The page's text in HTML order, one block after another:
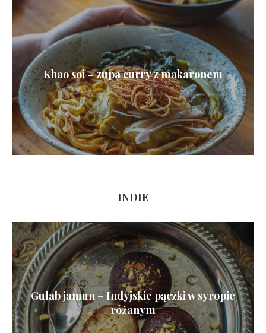
Khao soi – zupa curry z makaronem
INDIE
Gulab jamun – Indyjskie pączki w syropie
różanym